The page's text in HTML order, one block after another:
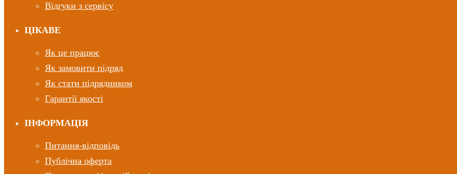
Відгуки з сервісу
ЦІКАВЕ
Як це працює
Як замовити підряд
Як стати підрядником
Гарантії якості
ІНФОРМАЦІЯ
Питання-відповідь
Публічна оферта